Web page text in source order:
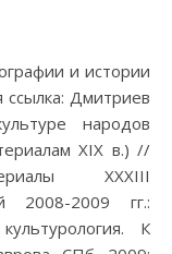
Дмитриев
народов
XIX в.) //
XXXIII
2008-2009 гг.:
К